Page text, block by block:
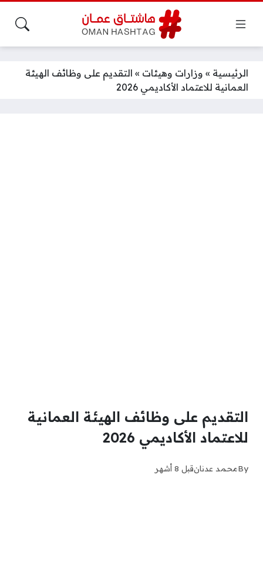
الرئيسية » وزارات وهيئات » التقديم على وظائف الهيئة
العمانية للاعتماد الأكاديمي 2026
التقديم على وظائف الهيئة العمانية
للاعتماد الأكاديمي 2026
Byمحمد عدنانقبل 8 أشهر